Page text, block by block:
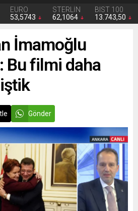
EURO
53,5743
STERLİN
62,1064
BIST 100
13.743,50
İmamoğlu
Bu filmi daha
Gönder